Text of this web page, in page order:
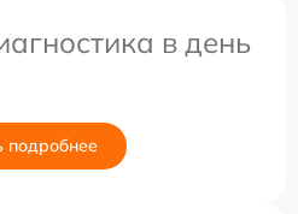
в день
подробнее